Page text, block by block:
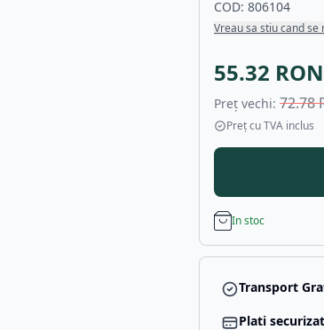
COD: 806104
Vreau sa stiu cand
55.32 RON
Preț vechi: 72.78
Preț cu TVA inclus
In stoc
Transport
Plati